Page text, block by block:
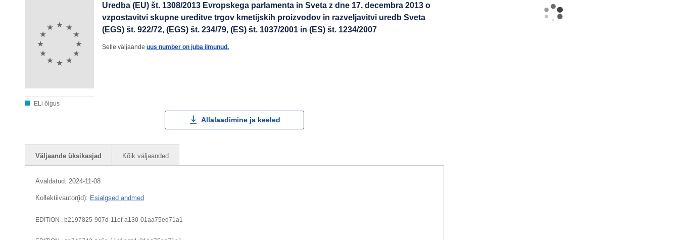
ELi õigus
Uredba (EU) št. 1308/2013 Evropskega parlamenta in Sveta z dne 17. decembra 2013 o
vzpostavitvi skupne ureditve trgov kmetijskih proizvodov in razveljavitvi uredb Sveta
(EGS) št. 922/72, (EGS) št. 234/79, (ES) št. 1037/2001 in (ES) št. 1234/2007
Selle väljaandeuus number on juba ilmunud.
Allalaadimine ja keeled
Väljaande üksikasjad Kõik väljaanded
Avaldatud: 2024-11-08
Kollektiivautor(id): Esialgsed andmed
EDITION : b2197825-907d-11ef-a130-01aa75ed71a1